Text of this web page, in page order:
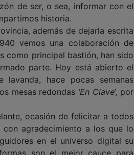
de ser, o sea, informar con el
historia.
además de dejarla escrita
vemos una colaboración de
como principal bastión, han sido
parte. Hoy está abierto el
hace pocas semanas
mesas redondas ‘En Clave’, por
ocasión de felicitar a todos
agradecimiento a los que lo
en el universo digital su
son el mejor cauce para